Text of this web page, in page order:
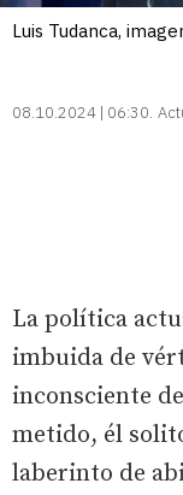
Luis Tudanca,
08.10.2024 | 06:30
La política
imbuida de
inconsciente
metido, él
laberinto de